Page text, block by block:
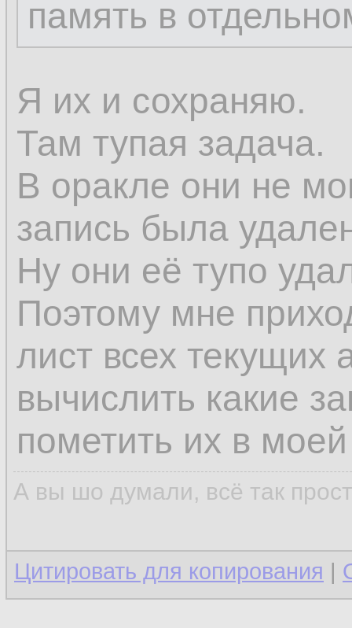
память в
Я их и сохраняю.
Там тупая задача.
В оракле они не
запись была
Ну они её тупо
Поэтому мне
лист всех текущих
вычислить какие
пометить их в
А вы шо думали, всё так
Цитировать для копирования |